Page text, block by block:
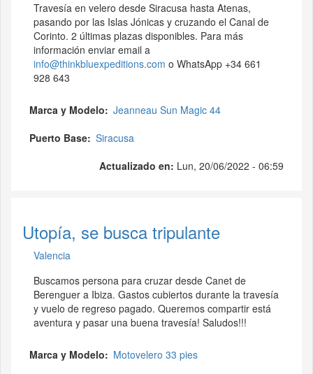
Travesía en velero desde Siracusa hasta Atenas,
pasando por las Islas Jónicas y cruzando el Canal de
Corinto. 2 últimas plazas disponibles. Para más
información enviar email a
info@thinkbluexpeditions.com o WhatsApp +34 661
928 643
Marca y Modelo
Jeanneau Sun Magic 44
Puerto Base Siracusa
Actualizado en: Lun, 20/06/2022 - 06:59
Utopía, se busca tripulante
Valencia
Buscamos persona para cruzar desde Canet de
Berenguer a Ibiza. Gastos cubiertos durante la travesía
y vuelo de regreso pagado. Queremos compartir está
aventura y pasar una buena travesía! Saludos!!!
Marca y Modelo
Motovelero 33 pies